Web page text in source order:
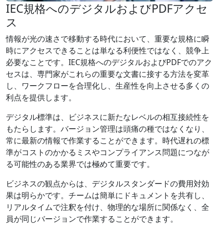
IEC規格へのデジタルおよびPDFアクセ
ス
情報が光の速さで移動する時代において、重要な規格に瞬
時にアクセスできることは単なる利便性ではなく、競争上
必要なことです。IEC規格へのデジタルおよびPDFでのアク
セスは、専門家がこれらの重要な文書に接する方法を変革
し、ワークフローを合理化し、生産性を向上させる多くの
利点を提供します。
デジタル標準は、ビジネスに新たなレベルの相互接続性を
もたらします。バージョン管理は頭痛の種ではなくなり、
常に最新の情報で作業することができます。時代遅れの標
準がコストのかかるミスやコンプライアンス問題につなが
る可能性のある業界では極めて重要です。
ビジネスの観点からは、デジタルスタンダードの費用対効
果は明らかです。チームは簡単にドキュメントを共有し、
リアルタイムで注釈を付け、物理的な場所に関係なく、全
員が同じバージョンで作業することができます。